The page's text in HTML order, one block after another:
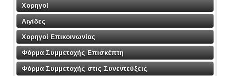
Χορηγοί
Αιγίδες
Χορηγοί Επικοινωνίας
Φόρμα Συμμετοχής Επισκέπτη
Φόρμα Συμμετοχής στις Συνεντεύξεις